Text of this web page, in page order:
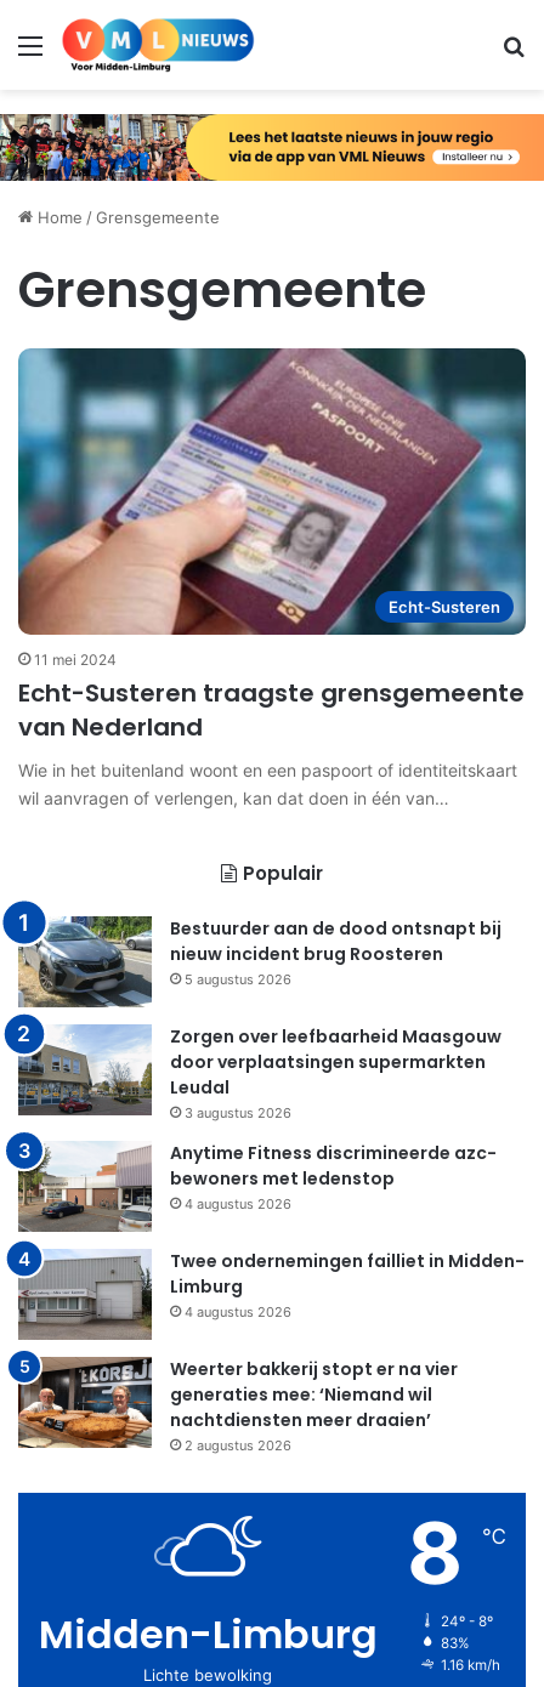
Menu
Home /Grensgemeente
Grensgemeente
Echt-Susteren
11 mei 2024
Echt-Susteren traagste grensgemeente
van Nederland
Wie in het buitenland woont en een paspoort of identiteitskaart
wil aanvragen of verlengen, kan dat doen in één van…
Populair
Bestuurder aan de dood ontsnapt bij
nieuw incident brug Roosteren
5 augustus 2026
Zorgen over leefbaarheid Maasgouw
door verplaatsingen supermarkten
Leudal
3 augustus 2026
Anytime Fitness discrimineerde azc-
bewoners met ledenstop
4 augustus 2026
Twee ondernemingen failliet in Midden-
Limburg
4 augustus 2026
Weerter bakkerij stopt er na vier
generaties mee: ‘Niemand wil
nachtdiensten meer draaien’
2 augustus 2026
Midden-Limburg
Lichte bewolking
8 ℃
24º - 8º
83%
1.16 km/h